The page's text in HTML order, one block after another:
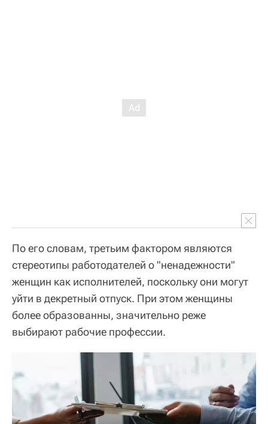
По его словам, третьим фактором являются
стереотипы работодателей о "ненадежности"
женщин как исполнителей, поскольку они могут
уйти в декретный отпуск. При этом женщины
более образованны, значительно реже
выбирают рабочие профессии.